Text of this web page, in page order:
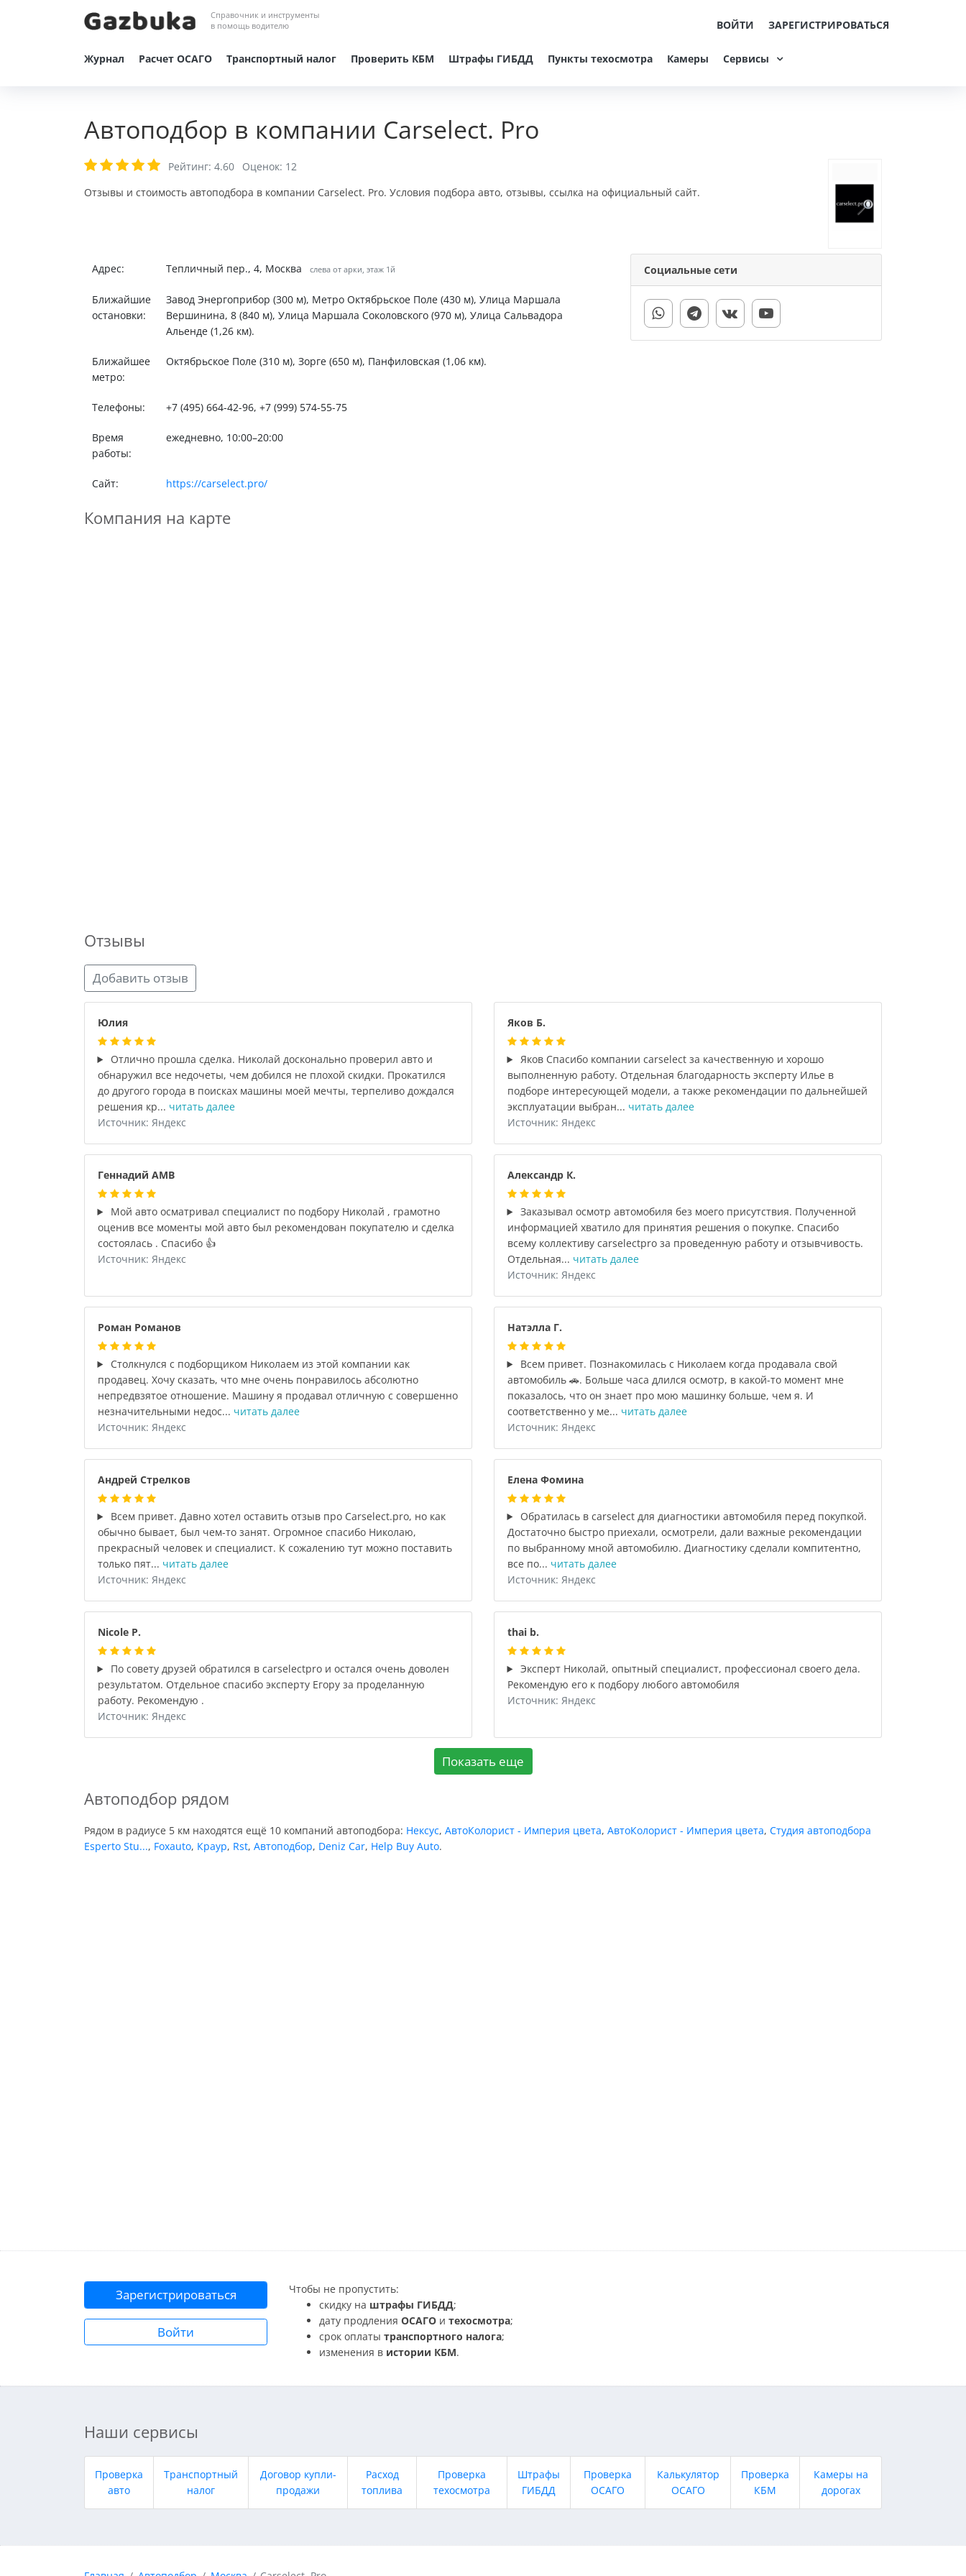
Справочник и инструменты
в помощь водителю
ВОЙТИ ЗАРЕГИСТРИРОВАТЬСЯ
Журнал Расчет ОСАГО Транспортный налог Проверить КБМ Штрафы ГИБДД Пункты техосмотра Камеры Сервисы
Автоподбор в компании Carselect. Pro
Рейтинг: 4.60 Оценок: 12
Отзывы и стоимость автоподбора в компании Carselect. Pro. Условия подбора авто, отзывы, ссылка на официальный сайт.
Адрес: Тепличный пер., 4, Москва слева от арки, этаж 1й
Ближайшие
остановки:
Завод Энергоприбор (300 м), Метро Октябрьское Поле (430 м), Улица Маршала
Вершинина, 8 (840 м), Улица Маршала Соколовского (970 м), Улица Сальвадора
Альенде (1,26 км).
Ближайшее
метро:
Октябрьское Поле (310 м), Зорге (650 м), Панфиловская (1,06 км).
Телефоны: +7 (495) 664-42-96, +7 (999) 574-55-75
Время
работы:
ежедневно, 10:00–20:00
Сайт: https://carselect.pro/
Социальные сети
Компания на карте
Отзывы
Добавить отзыв
Юлия
Отлично прошла сделка. Николай досконально проверил авто и
обнаружил все недочеты, чем добился не плохой скидки. Прокатился
до другого города в поисках машины моей мечты, терпеливо дождался
решения кр... читать далее
Источник: Яндекс
Яков Б.
Яков Спасибо компании carselect за качественную и хорошо
выполненную работу. Отдельная благодарность эксперту Илье в
подборе интересующей модели, а также рекомендации по дальнейшей
эксплуатации выбран... читать далее
Источник: Яндекс
Геннадий АМВ
Мой авто осматривал специалист по подбору Николай , грамотно
оценив все моменты мой авто был рекомендован покупателю и сделка
состоялась . Спасибо 👍
Источник: Яндекс
Александр К.
Заказывал осмотр автомобиля без моего присутствия. Полученной
информацией хватило для принятия решения о покупке. Спасибо
всему коллективу carselectpro за проведенную работу и отзывчивость.
Отдельная... читать далее
Источник: Яндекс
Роман Романов
Столкнулся с подборщиком Николаем из этой компании как
продавец. Хочу сказать, что мне очень понравилось абсолютно
непредвзятое отношение. Машину я продавал отличную с совершенно
незначительными недос... читать далее
Источник: Яндекс
Натэлла Г.
Всем привет. Познакомилась с Николаем когда продавала свой
автомобиль 🚗. Больше часа длился осмотр, в какой-то момент мне
показалось, что он знает про мою машинку больше, чем я. И
соответственно у ме... читать далее
Источник: Яндекс
Андрей Стрелков
Всем привет. Давно хотел оставить отзыв про Carselect.pro, но как
обычно бывает, был чем-то занят. Огромное спасибо Николаю,
прекрасный человек и специалист. К сожалению тут можно поставить
только пят... читать далее
Источник: Яндекс
Елена Фомина
Обратилась в carselect для диагностики автомобиля перед покупкой.
Достаточно быстро приехали, осмотрели, дали важные рекомендации
по выбранному мной автомобилю. Диагностику сделали компитентно,
все по... читать далее
Источник: Яндекс
Nicole P.
По совету друзей обратился в carselectpro и остался очень доволен
результатом. Отдельное спасибо эксперту Егору за проделанную
работу. Рекомендую .
Источник: Яндекс
thai b.
Эксперт Николай, опытный специалист, профессионал своего дела.
Рекомендую его к подбору любого автомобиля
Источник: Яндекс
Показать еще
Автоподбор рядом
Рядом в радиусе 5 км находятся ещё 10 компаний автоподбора: Нексус, АвтоКолорист - Империя цвета, АвтоКолорист - Империя цвета, Студия автоподбора
Esperto Stu..., Foxauto, Краур, Rst, Автоподбор, Deniz Car, Help Buy Auto.
Зарегистрироваться
Войти
Чтобы не пропустить:
скидку на штрафы ГИБДД;
дату продления ОСАГО и техосмотра;
срок оплаты транспортного налога;
изменения в истории КБМ.
Наши сервисы
Проверка
авто
Транспортный
налог
Договор купли-
продажи
Расход
топлива
Проверка
техосмотра
Штрафы
ГИБДД
Проверка
ОСАГО
Калькулятор
ОСАГО
Проверка
КБМ
Камеры на
дорогах